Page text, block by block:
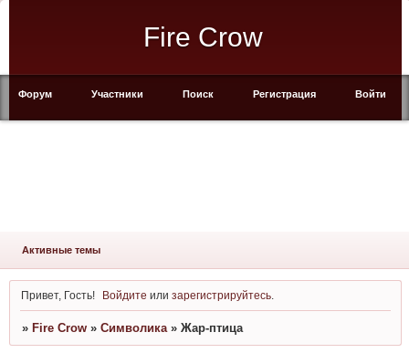
Fire Crow
Форум Участники Поиск Регистрация Войти
Активные темы
Привет, Гость! Войдите илизарегистрируйтесь
» Fire Crow » Символика » Жар-птица